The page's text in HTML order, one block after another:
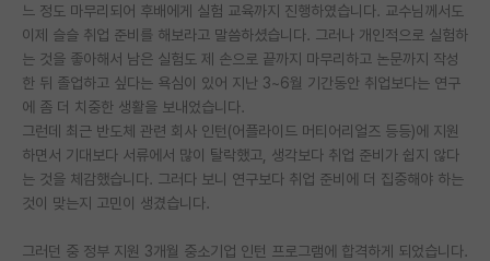
학부 인턴 게시판
취업 게시판
임용 후기 게시판
PI 전용 게시판
인문사회 계열 게시판
특수/전문대학원 게시판
느 정도 마무리되어 후배에게 실험 교육까지 진행하였습니다. 교수님께서도
이제 슬슬 취업 준비를 해보라고 말씀하셨습니다. 그러나 개인적으로 실험하
는 것을 좋아해서 남은 실험도 제 손으로 끝까지 마무리하고 논문까지 작성
한 뒤 졸업하고 싶다는 욕심이 있어 지난 3~6월 기간동안 취업보다는 연구
에 좀 더 치중한 생활을 보내었습니다.
그런데 최근 반도체 관련 회사 인턴(어플라이드 머티어리얼즈 등등)에 지원
하면서 기대보다 서류에서 많이 탈락했고, 생각보다 취업 준비가 쉽지 않다
는 것을 체감했습니다. 그러다 보니 연구보다 취업 준비에 더 집중해야 하는
것이 맞는지 고민이 생겼습니다.
그러던 중 정부 지원 3개월 중소기업 인턴 프로그램에 합격하게 되었습니다.